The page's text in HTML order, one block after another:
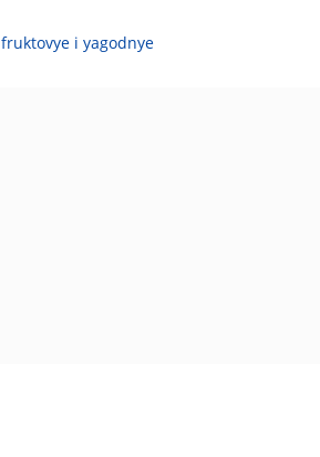
fruktovye i yagodnye